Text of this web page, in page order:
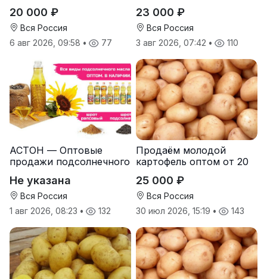
20 000 ₽
Вся Россия
6 авг 2026, 09:58 • 77
23 000 ₽
Вся Россия
3 авг 2026, 07:42 • 110
АСТОН — Оптовые
продажи подсолнечного
Экспорт
Не указана
Вся Россия
1 авг 2026, 08:23 • 132
Продаём молодой
картофель оптом от 20
25 000 ₽
Вся Россия
30 июл 2026, 15:19 • 143